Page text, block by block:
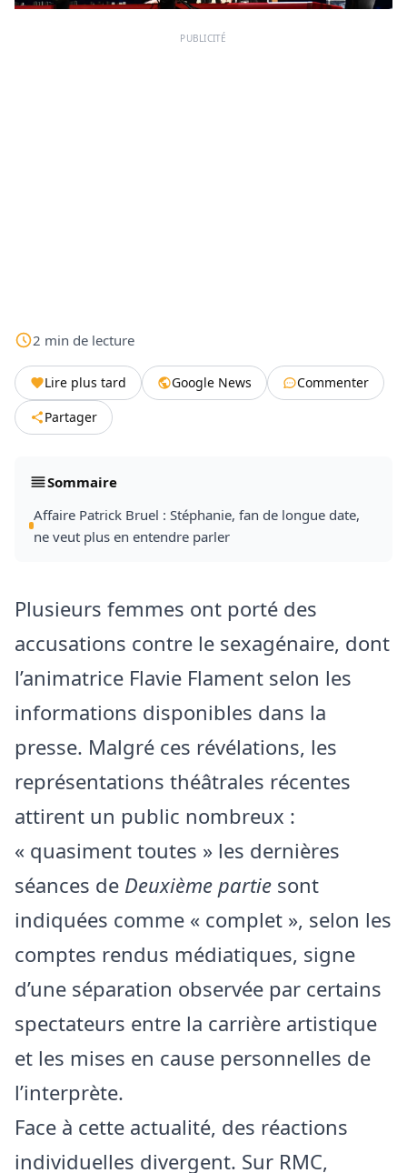
PUBLICITÉ
2 min de lecture
Lire plus tard Google News
Commenter
Partager
Sommaire
Affaire Patrick Bruel : Stéphanie, fan de longue date,
ne veut plus en entendre parler
Plusieurs femmes ont porté des
accusations contre le sexagénaire, dont
l’animatrice Flavie Flament selon les
informations disponibles dans la
presse. Malgré ces révélations, les
représentations théâtrales récentes
attirent un public nombreux :
« quasiment toutes » les dernières
séances de Deuxième partie sont
indiquées comme « complet », selon les
comptes rendus médiatiques, signe
d’une séparation observée par certains
spectateurs entre la carrière artistique
et les mises en cause personnelles de
l’interprète.
Face à cette actualité, des réactions
individuelles divergent. Sur RMC,